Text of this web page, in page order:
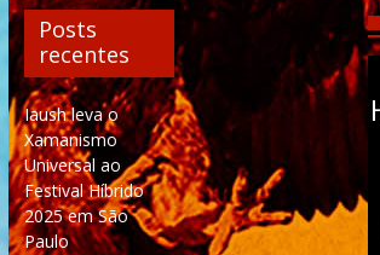
Posts
recentes
Iaush leva o
Xamanismo
Universal ao
Festival Híbrido
2025 em São
Paulo